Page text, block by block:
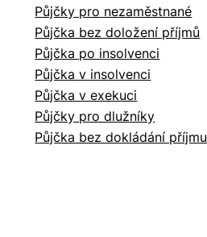
Půjčky pro nezaměstnané
Půjčka bez doložení příjmů
Půjčka po insolvenci
Půjčka v insolvenci
Půjčka v exekuci
Půjčky pro dlužníky
Půjčka bez dokládání příjmu